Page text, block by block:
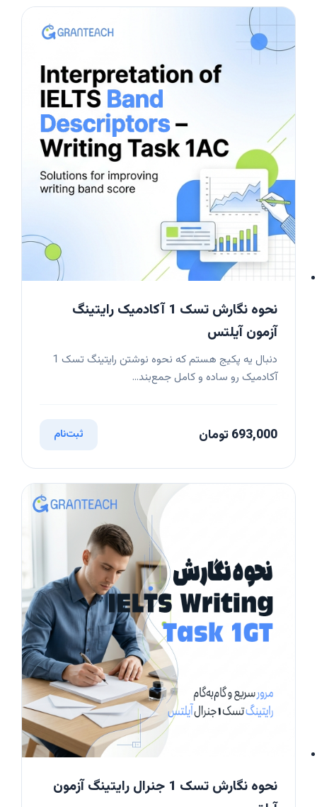
نحوه نگارش تسک 1 آکادمیک رایتینگ
آزمون آیلتس
دنبال یه پکیج هستم که نحوه نوشتن رایتینگ تسک 1
آکادمیک رو ساده و کامل جمع‌بند...
693,000 تومان ثبت‌نام
نحوه نگارش تسک 1 جنرال رایتینگ آزمون